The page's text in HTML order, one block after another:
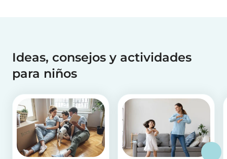
Ideas, consejos y actividades
para niños